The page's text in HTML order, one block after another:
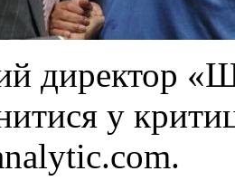
директор
у